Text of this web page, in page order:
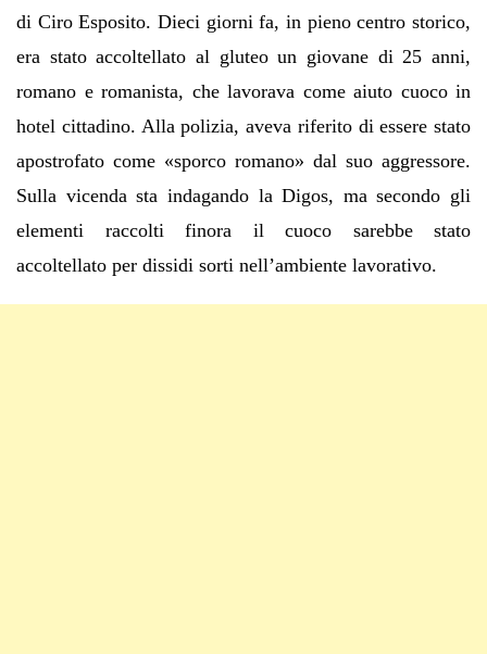
di Ciro Esposito. Dieci giorni fa, in pieno centro storico,
era stato accoltellato al gluteo un giovane di 25 anni,
romano e romanista, che lavorava come aiuto cuoco in
hotel cittadino. Alla polizia, aveva riferito di essere stato
apostrofato come «sporco romano» dal suo aggressore.
Sulla vicenda sta indagando la Digos, ma secondo gli
elementi raccolti finora il cuoco sarebbe stato
accoltellato per dissidi sorti nell’ambiente lavorativo.